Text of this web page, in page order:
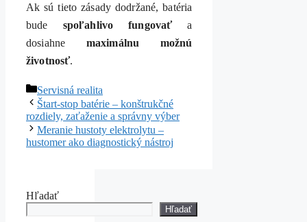
Ak sú tieto zásady dodržané, batéria
bude spoľahlivo fungovaťa
dosiahne maximálnu možnú
životnosť.
Kategórie
Servisná realita
Štart-stop batérie – konštrukčné
rozdiely, zaťaženie a správny výber
Meranie hustoty elektrolytu –
hustomer ako diagnostický nástroj
Hľadať
Hľadať